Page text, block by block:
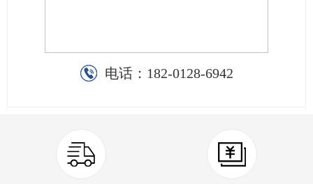
电话： 182-0128-6942